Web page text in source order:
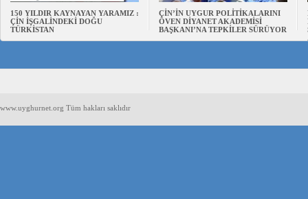
150 YILDIR KAYNAYAN YARAMIZ :
ÇİN İŞGALİNDEKİ DOĞU
TÜRKİSTAN
ÇİN’İN UYGUR POLİTİKALARINI
ÖVEN DİYANET AKADEMİSİ
BAŞKANI’NA TEPKİLER SÜRÜYOR
www.uyghurnet.org Tüm hakları saklıdır